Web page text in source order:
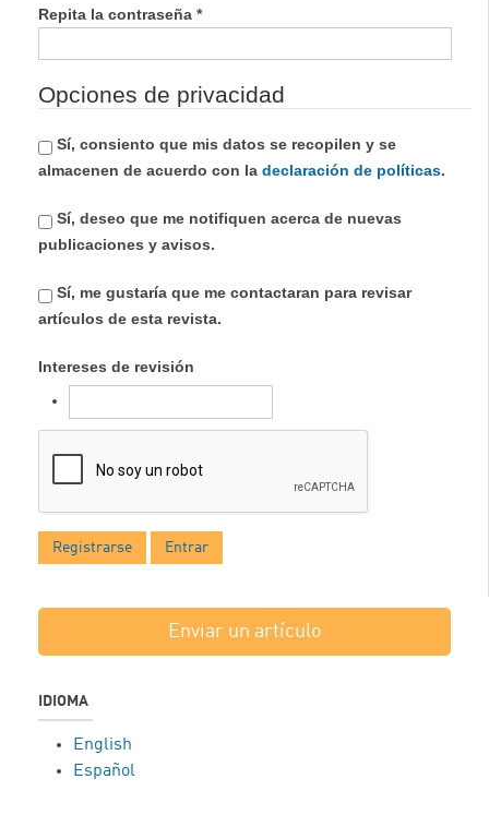
Repita la contraseña *
Opciones de privacidad
almacenen de acuerdo con la declaración de políticas.
publicaciones y avisos.
artículos de esta revista.
Intereses de revisión
Registrarse Entrar
Enviar un artículo
IDIOMA
English
Español